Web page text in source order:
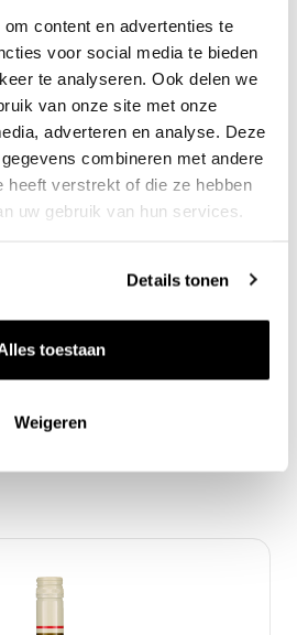
content en advertenties te
voor social media te bieden
te analyseren. Ook delen we
van onze site met onze
adverteren en analyse. Deze
combineren met andere
heeft verstrekt of die ze hebben
uw gebruik van hun services.
Details tonen
toestaan
Weigeren
of filtertechniek. En zeg
we effe het geld vergeten:
hebben wij toch!
delen kleine